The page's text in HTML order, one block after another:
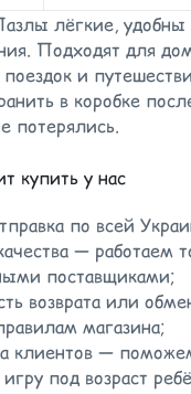
лёгкие, удобны
Подходят для
и
в коробке
потерялись.
купить у нас
по всей
— работаем
поставщиками;
возврата или
магазина;
клиентов —
под возраст